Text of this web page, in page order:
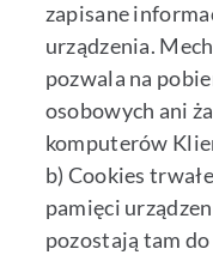
zapisane
urządzenia.
pozwala na
osobowych ani
komputerów
b) Cookies
pamięci
pozostają tam